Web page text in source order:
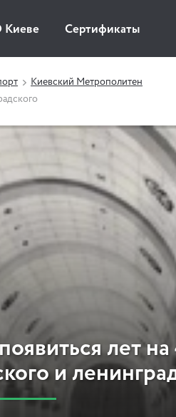
Киеве Сертификаты
Киевский Метрополитен
лет
и